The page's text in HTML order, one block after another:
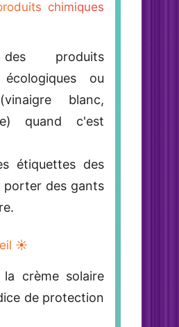
chimiques
des produits
ou
blanc,
quand c'est
étiquettes des
porter des gants
☀️
la crème solaire
de protection